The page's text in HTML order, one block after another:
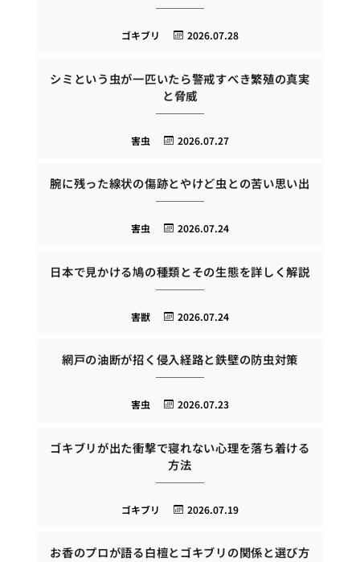
2026.07.28
ゴキブリ
シミという虫が一匹いたら警戒すべき繁殖の真実
と脅威
2026.07.27
害虫
腕に残った線状の傷跡とやけど虫との苦い思い出
2026.07.24
害虫
日本で見かける鳩の種類とその生態を詳しく解説
2026.07.24
害獣
網戸の油断が招く侵入経路と鉄壁の防虫対策
2026.07.23
害虫
ゴキブリが出た衝撃で寝れない心理を落ち着ける
方法
2026.07.19
ゴキブリ
お香のプロが語る白檀とゴキブリの関係と選び方